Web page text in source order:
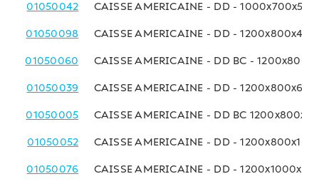
01050042 CAISSE AMERICAINE - DD -
01050098 CAISSE AMERICAINE - DD -
01050060 CAISSE AMERICAINE - DD BC -
01050039 CAISSE AMERICAINE - DD -
01050005 CAISSE AMERICAINE - DD BC
01050052 CAISSE AMERICAINE - DD -
01050076 CAISSE AMERICAINE - DD -